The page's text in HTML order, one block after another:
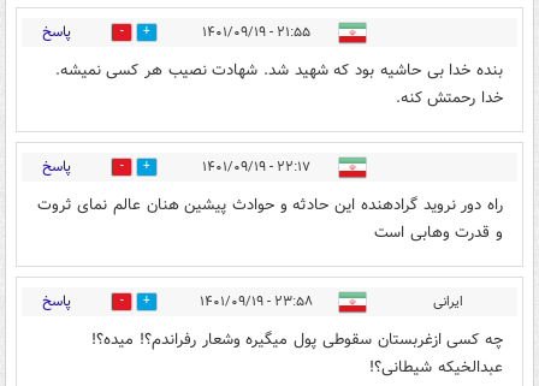
۲۱:۵۵ - ۱۴۰۱/۰۹/۱۹ 0 پاسخ
بنده خدا بی حاشیه بود که شهید شد. شهادت نصیب هر کسی نمیشه.
خدا رحمتش کنه.
۲۲:۱۷ - ۱۴۰۱/۰۹/۱۹ 2 پاسخ
راه دور نروید گرادهنده این حادثه و حوادث پیشین هنان عالم نمای ثروت
و قدرت وهابی است
ایرانی ۲۳:۵۸ - ۱۴۰۱/۰۹/۱۹ 3 پاسخ
چه کسی ازغربستان سقوطی پول میگیره وشعار رفراندم؟! میده؟!
عبدالخیکه شیطانی؟!